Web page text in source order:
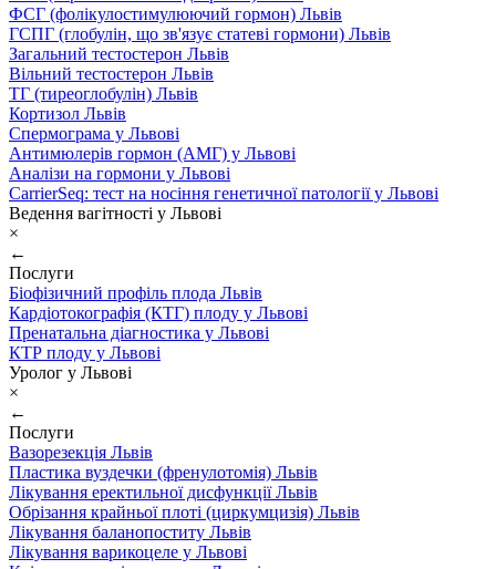
ФСГ (фолікулостимулюючий гормон) Львів
ГСПГ (глобулін, що зв'язує статеві гормони) Львів
Загальний тестостерон Львів
Вільний тестостерон Львів
ТГ (тиреоглобулін) Львів
Кортизол Львів
Спермограма у Львові
Антимюлерів гормон (АМГ) у Львові
Аналізи на гормони у Львові
CarrierSeq: тест на носіння генетичної патології у Львові
Ведення вагітності у Львові
×
←
Послуги
Біофізичний профіль плода Львів
Кардіотокографія (КТГ) плоду у Львові
Пренатальна діагностика у Львові
КТР плоду у Львові
Уролог у Львові
×
←
Послуги
Вазорезекція Львів
Пластика вуздечки (френулотомія) Львів
Лікування еректильної дисфункції Львів
Обрізання крайньої плоті (циркумцизія) Львів
Лікування баланопоститу Львів
Лікування варикоцеле у Львові